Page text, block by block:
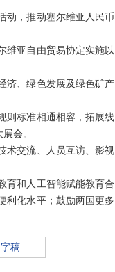
动，推动塞尔维亚人民币
维亚自由贸易协定实施以
济、绿色发展及绿色矿产
则标准相通相容，拓展线
会。
术交流、人员互访、影视
育和人工智能赋能教育合
利化水平；鼓励两国更多
稿